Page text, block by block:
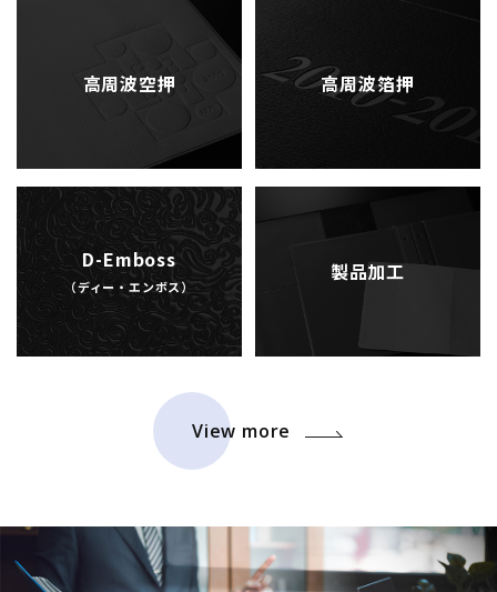
高周波空押 高周波箔押
D-Emboss
（ディー・エンボス）
製品加工
View more